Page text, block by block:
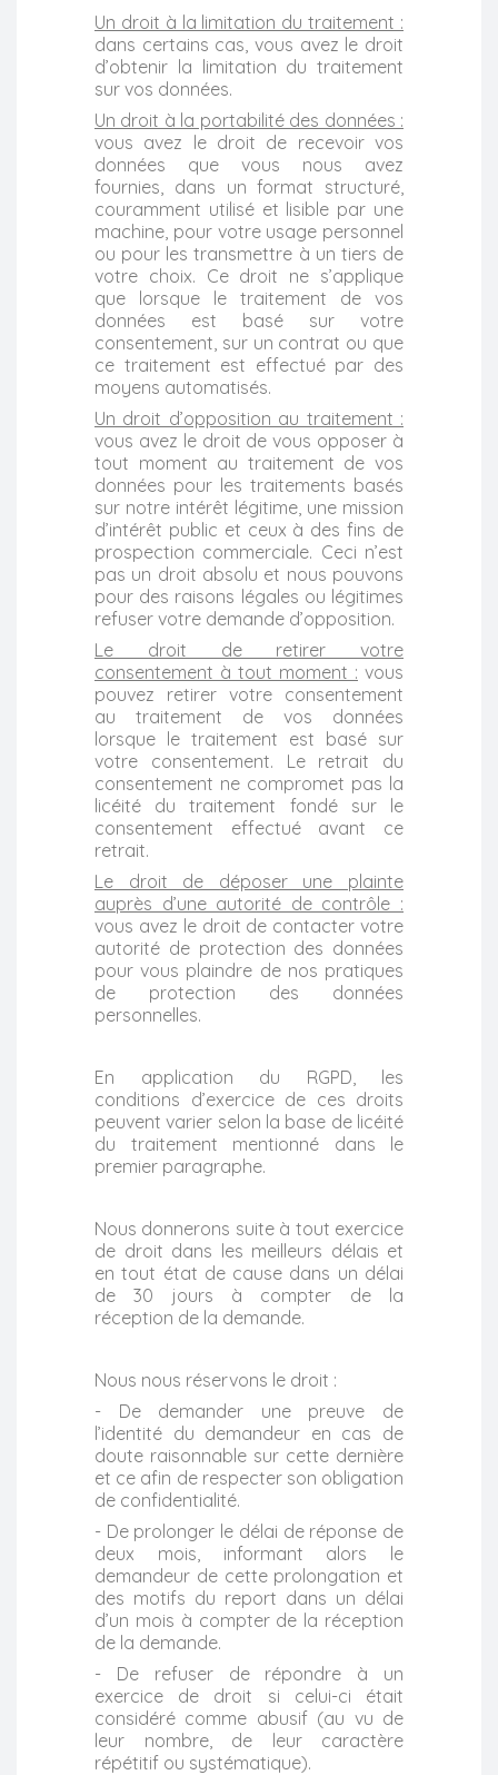
Un droit à la limitation du traitement :
dans certains cas, vous avez le droit
d’obtenir la limitation du traitement
sur vos données.
Un droit à la portabilité des données :
vous avez le droit de recevoir vos
données que vous nous avez
fournies, dans un format structuré,
couramment utilisé et lisible par une
machine, pour votre usage personnel
ou pour les transmettre à un tiers de
votre choix. Ce droit ne s’applique
que lorsque le traitement de vos
données est basé sur votre
consentement, sur un contrat ou que
ce traitement est effectué par des
moyens automatisés.
Un droit d’opposition au traitement :
vous avez le droit de vous opposer à
tout moment au traitement de vos
données pour les traitements basés
sur notre intérêt légitime, une mission
d’intérêt public et ceux à des fins de
prospection commerciale. Ceci n’est
pas un droit absolu et nous pouvons
pour des raisons légales ou légitimes
refuser votre demande d’opposition.
Le droit de retirer votre
consentement à tout moment : vous
pouvez retirer votre consentement
au traitement de vos données
lorsque le traitement est basé sur
votre consentement. Le retrait du
consentement ne compromet pas la
licéité du traitement fondé sur le
consentement effectué avant ce
retrait.
Le droit de déposer une plainte
auprès d’une autorité de contrôle :
vous avez le droit de contacter votre
autorité de protection des données
pour vous plaindre de nos pratiques
de protection des données
personnelles.
En application du RGPD, les
conditions d’exercice de ces droits
peuvent varier selon la base de licéité
du traitement mentionné dans le
premier paragraphe.
Nous donnerons suite à tout exercice
de droit dans les meilleurs délais et
en tout état de cause dans un délai
de 30 jours à compter de la
réception de la demande.
Nous nous réservons le droit :
- De demander une preuve de
l’identité du demandeur en cas de
doute raisonnable sur cette dernière
et ce afin de respecter son obligation
de confidentialité.
- De prolonger le délai de réponse de
deux mois, informant alors le
demandeur de cette prolongation et
des motifs du report dans un délai
d’un mois à compter de la réception
de la demande.
- De refuser de répondre à un
exercice de droit si celui-ci était
considéré comme abusif (au vu de
leur nombre, de leur caractère
répétitif ou systématique).